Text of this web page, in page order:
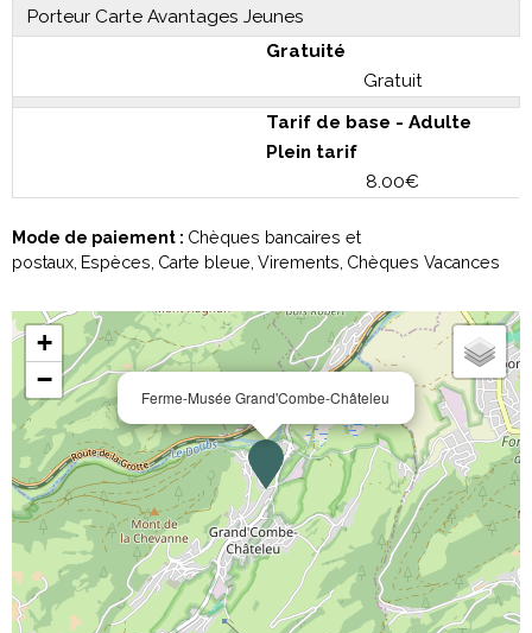
Porteur Carte Avantages Jeunes
Gratuité
Gratuit
Tarif de base - Adulte
Plein tarif
8.00€
Mode de paiement : Chèques bancaires et
postaux Espèces Carte bleue Virements Chèques Vacances
Ferme-Musée Grand'Combe-Châteleu
+
−